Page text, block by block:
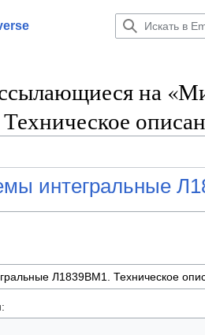
панель
на
интегральные